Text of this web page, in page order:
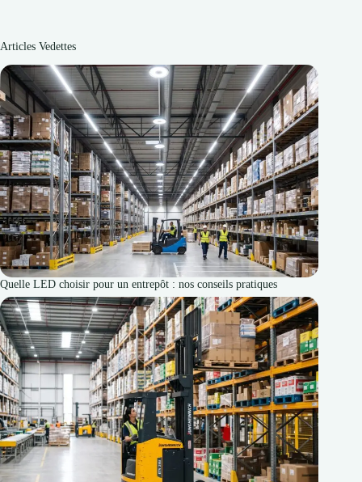
Articles Vedettes
Quelle LED choisir pour un entrepôt : nos conseils pratiques